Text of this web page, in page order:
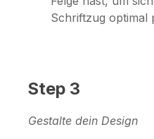
Schriftzug optimal
Step 3
Gestalte dein Design